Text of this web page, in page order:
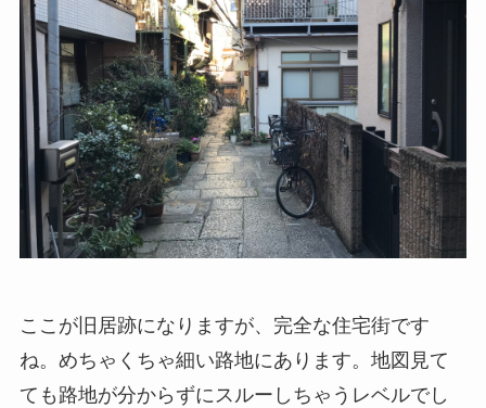
ここが旧居跡になりますが、完全な住宅街です
ね。めちゃくちゃ細い路地にあります。地図見て
ても路地が分からずにスルーしちゃうレベルでし